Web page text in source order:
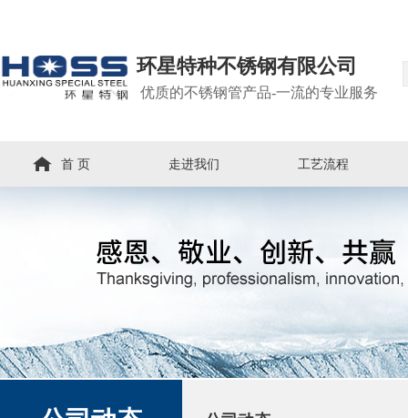
环星特种不锈钢有限公司
优质的不锈钢管产品-一流的专业服务
首 页 走进我们 工艺流程